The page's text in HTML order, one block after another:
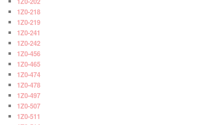
1Z0-218
1Z0-219
1Z0-241
1Z0-242
1Z0-456
1Z0-465
1Z0-474
1Z0-478
1Z0-497
1Z0-507
1Z0-511